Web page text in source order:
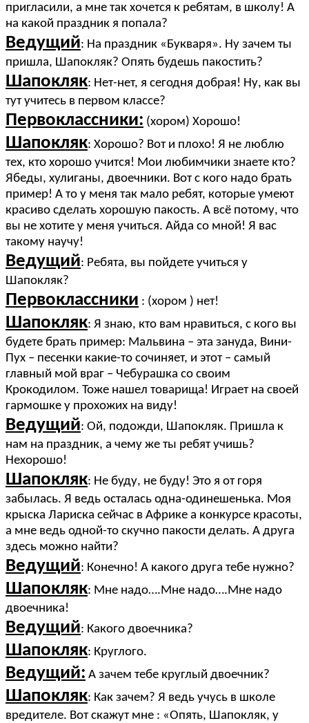
пригласили, а мне так хочется к ребятам, в школу! А
на какой праздник я попала?
Ведущий: На праздник «Букваря». Ну зачем ты
пришла, Шапокляк? Опять будешь пакостить?
Шапокляк: Нет-нет, я сегодня добрая! Ну, как вы
тут учитесь в первом классе?
Первоклассники: (хором) Хорошо!
Шапокляк: Хорошо? Вот и плохо! Я не люблю
тех, кто хорошо учится! Мои любимчики знаете кто?
Ябеды, хулиганы, двоечники. Вот с кого надо брать
пример! А то у меня так мало ребят, которые умеют
красиво сделать хорошую пакость. А всё потому, что
вы не хотите у меня учиться. Айда со мной! Я вас
такому научу!
Ведущий: Ребята, вы пойдете учиться у
Шапокляк?
Первоклассники : (хором ) нет!
Шапокляк: Я знаю, кто вам нравиться, с кого вы
будете брать пример: Мальвина – эта зануда, Вини-
Пух – песенки какие-то сочиняет, и этот – самый
главный мой враг – Чебурашка со своим
Крокодилом. Тоже нашел товарища! Играет на своей
гармошке у прохожих на виду!
Ведущий: Ой, подожди, Шапокляк. Пришла к
нам на праздник, а чему же ты ребят учишь?
Нехорошо!
Шапокляк: Не буду, не буду! Это я от горя
забылась. Я ведь осталась одна-одинешенька. Моя
крыска Лариска сейчас в Африке а конкурсе красоты,
а мне ведь одной-то скучно пакости делать. А друга
здесь можно найти?
Ведущий: Конечно! А какого друга тебе нужно?
Шапокляк: Мне надо….Мне надо….Мне надо
двоечника!
Ведущий: Какого двоечника?
Шапокляк: Круглого.
Ведущий: А зачем тебе круглый двоечник?
Шапокляк: Как зачем? Я ведь учусь в школе
вредителе. Вот скажут мне : «Опять, Шапокляк, у